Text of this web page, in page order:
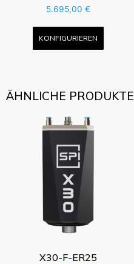
5.695,00€
KONFIGURIEREN
ÄHNLICHE PRODUKTE
X30-F-ER25